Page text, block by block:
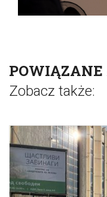
Zobacz także: